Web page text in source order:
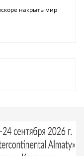
накрыть мир